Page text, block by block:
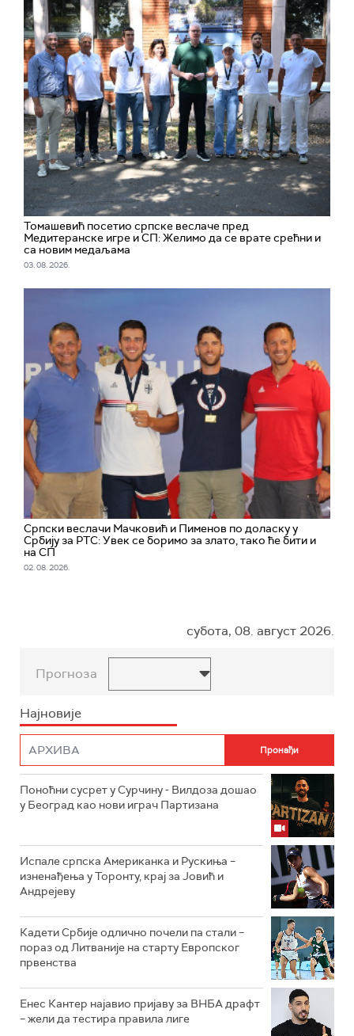
Томашевић посетио српске веслаче пред
Медитеранске игре и СП: Желимо да се врате срећни и
са новим медаљама
03. 08. 2026.
Српски веслачи Мачковић и Пименов по доласку у
Србију за РТС: Увек се боримо за злато, тако ће бити и
на СП
02. 08. 2026.
субота, 08. август 2026.
Прогноза
Најновије
Поноћни сусрет у Сурчину - Вилдоза дошао
у Београд као нови играч Партизана
Испале српска Американка и Рускиња –
изненађења у Торонту, крај за Јовић и
Андрејеву
Кадети Србије одлично почели па стали –
пораз од Литваније на старту Европског
првенства
Енес Кантер најавио пријаву за ВНБА драфт
– жели да тестира правила лиге